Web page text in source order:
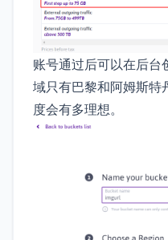
账号通过后可以在后
域只有巴黎和阿姆斯特
度会有多理想。